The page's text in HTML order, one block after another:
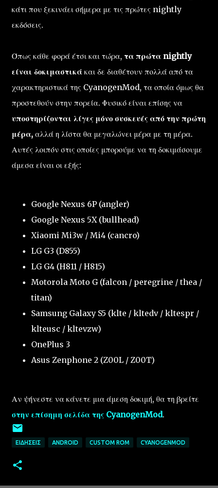
κάτι που ξεκινάει σήμερα με τις πρώτες nightly
εκδόσεις.
Όπως κάθε φορά έτσι και τώρα, τα πρώτα nightly
είναι δοκιμαστικά και δε διαθέτουν πολλά από τα
χαρακτηριστικά της CyanogenMod, τα οποία όμως θα
προστεθούν στην πορεία. Φυσικό είναι επίσης να
υποστηρίζονται λίγες μόνο συσκευές από την πρώτη
μέρα, αλλά η λίστα θα μεγαλώνει μέρα με τη μέρα.
Αυτές λοιπόν στις οποίες μπορούμε να τη δοκιμάσουμε
άμεσα είναι οι εξής:
Google Nexus 6P (angler)
Google Nexus 5X (bullhead)
Xiaomi Mi3w / Mi4 (cancro)
LG G3 (D855)
LG G4 (H811 / H815)
Motorola Moto G (falcon / peregrine / thea /
titan)
Samsung Galaxy S5 (klte / kltedv / kltespr /
klteusc / kltevzw)
OnePlus 3
Asus Zenphone 2 (Z00L / Z00T)
Αν ψήνεστε να κάνετε μια άμεση δοκιμή, θα τη βρείτε
στην επίσημη σελίδα της CyanogenMod.
ΕΙΔΉΣΕΙΣ ANDROID CUSTOM ROM CYANOGENMOD